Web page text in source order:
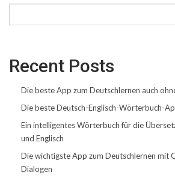
Recent Posts
Die beste App zum Deutschlernen auch
Die beste Deutsch-Englisch-Wörterbuch-
Ein intelligentes Wörterbuch für die
und Englisch
Die wichtigste App zum Deutschlernen mit
Dialogen